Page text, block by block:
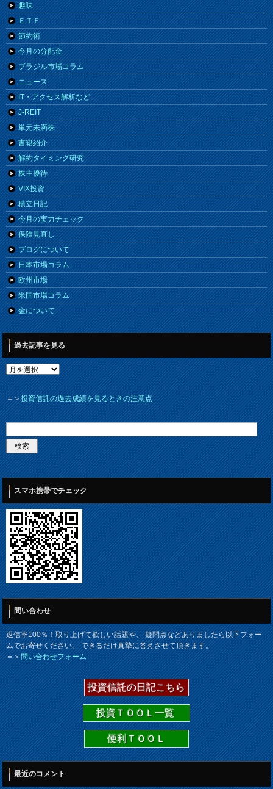
趣味
ＥＴＦ
節約術
今月の分配金
ブラジル市場コラム
ニュース
IT・アクセス解析など
J-REIT
単元未満株
書籍紹介
解約タイミング研究
株主優待
VIX投資
積立日記
今月の実力チェック
保険見直し
ブログについて
日本市場コラム
欧州市場
米国市場コラム
金について
過去記事を見る
＝＞投資信託の過去成績を見るときの注意点
スマホ携帯でチェック
問い合わせ
返信率100％！取り上げて欲しい話題や、 疑問点などありましたら以下フォー
ムでお寄せください。 できるだけ真摯に答えさせて頂きます。
＝＞問い合わせフォーム
投資信託の日記こちら
投資ＴＯＯＬ一覧
便利ＴＯＯＬ
最近のコメント